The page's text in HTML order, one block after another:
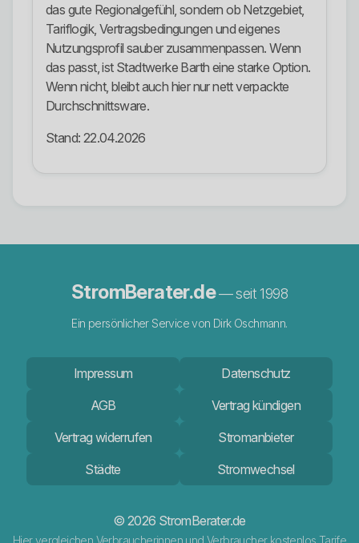
das gute Regionalgefühl, sondern ob Netzgebiet,
Tariflogik, Vertragsbedingungen und eigenes
Nutzungsprofil sauber zusammenpassen. Wenn
das passt, ist Stadtwerke Barth eine starke Option.
Wenn nicht, bleibt auch hier nur nett verpackte
Durchschnittsware.
Stand: 22.04.2026
StromBerater.de— seit 1998
Ein persönlicher Service von Dirk Oschmann.
Impressum
Datenschutz
AGB
Vertrag kündigen
Vertrag widerrufen
Stromanbieter
Städte
Stromwechsel
© 2026 StromBerater.de
Hier vergleichen Verbraucherinnen und Verbraucher kostenlos Tarife